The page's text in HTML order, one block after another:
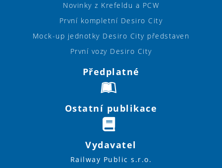
Novinky z Krefeldu a PCW
První kompletní Desiro City
Mock-up jednotky Desiro City představen
První vozy Desiro City
Předplatné
Ostatní publikace
Vydavatel
Railway Public s.r.o.